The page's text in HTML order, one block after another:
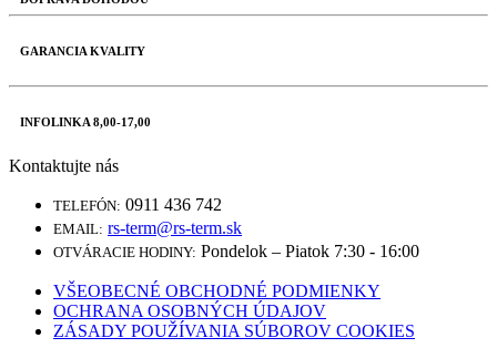
GARANCIA KVALITY
INFOLINKA 8,00-17,00
Kontaktujte nás
TELEFÓN: 0911 436 742
EMAIL: rs-term@rs-term.sk
OTVÁRACIE HODINY: Pondelok – Piatok 7:30 - 16:00
VŠEOBECNÉ OBCHODNÉ PODMIENKY
OCHRANA OSOBNÝCH ÚDAJOV
ZÁSADY POUŽÍVANIA SÚBOROV COOKIES